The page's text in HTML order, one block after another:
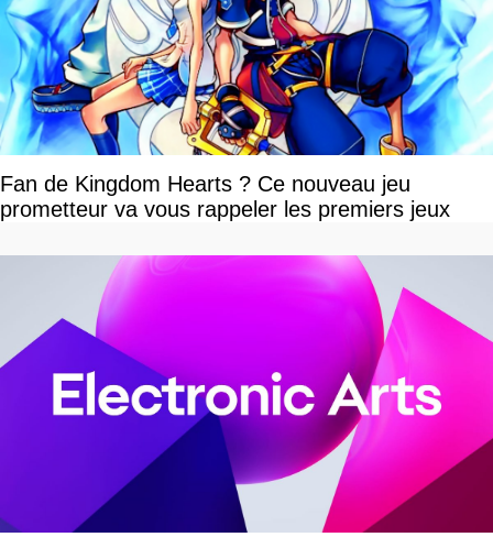
Fan de Kingdom Hearts ? Ce nouveau jeu
prometteur va vous rappeler les premiers jeux